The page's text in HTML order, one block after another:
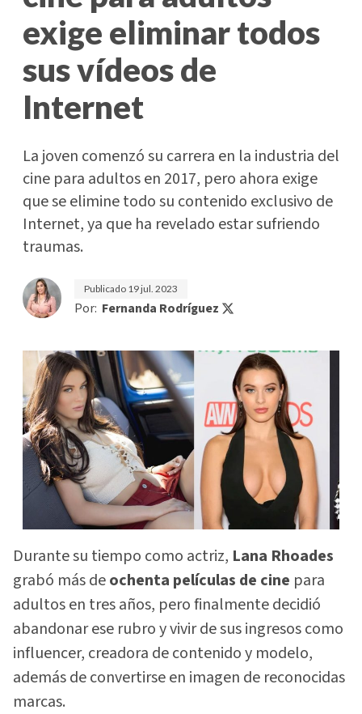
exige eliminar todos
sus vídeos de
Internet
La joven comenzó su carrera en la industria del
cine para adultos en 2017, pero ahora exige
que se elimine todo su contenido exclusivo de
Internet, ya que ha revelado estar sufriendo
traumas.
Publicado 19 jul. 2023
Por: Fernanda Rodríguez
Durante su tiempo como actriz, Lana Rhoades
grabó más deochenta películas de cine para
adultos en tres años, pero finalmente decidió
abandonar ese rubro y vivir de sus ingresos como
influencer, creadora de contenido y modelo,
además de convertirse en imagen de reconocidas
marcas.